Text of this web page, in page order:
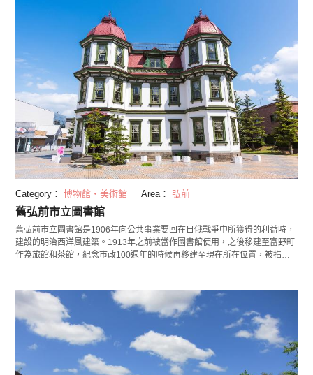
祭祀音樂和跳人們「rase-ra！rase-ra！」的歡呼吶喊聲，在街道上緩慢遊
行，景象十分壯觀，讓人感受到比仲夏氣溫還要熱烈的氛圍。 祭祀的最後一
天，還會舉行」青森花火大會」，只有在這一天才能看到煙花與山車「睡
魔」交相輝印的夢幻景象。 （照片來源：青森縣觀光信息網站）
Category： 博物館・美術館 Area： 弘前
舊弘前市立圖書館
舊弘前市立圖書館是1906年向公共事業要回在日俄戰爭中所獲得的利益時，
建設的明治西洋風建築。1913年之前被當作圖書館使用，之後移建至富野町
作為旅館和茶館，紀念市政100週年的時候再移建至現在所在位置，被指定
建築所使用的木鼻造型。 館內1樓復原了舊市立圖書館的樣子，並展示了當
時的相關資料，2樓介紹地方出版物和同人誌，還上映圍繞文學碑的錄像等。
冬季會被打上夜間點燈，呈現和以往不同的氛圍。